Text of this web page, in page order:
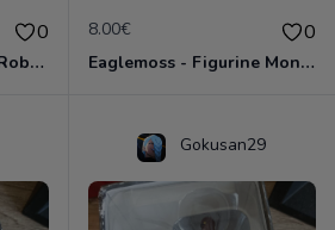
0
Eaglemoss - Figurine Robotman - DC Comics - Plomb
8.00€ 0
Eaglemoss - Figurine Mon El - DC Comics - Plomb
Gokusan29